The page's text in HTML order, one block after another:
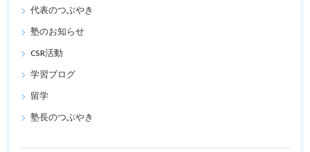
代表のつぶやき
塾のお知らせ
CSR活動
学習ブログ
留学
塾長のつぶやき